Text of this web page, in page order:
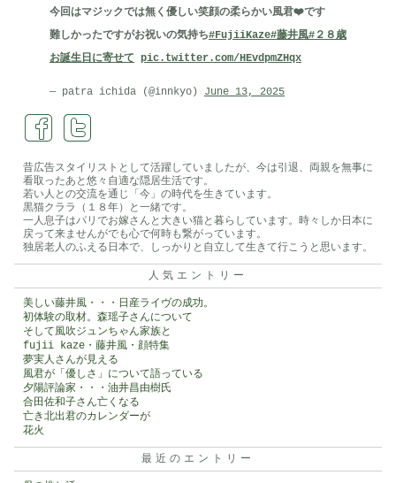
ツ
は
今回はマジックでは無く優しい笑顔の柔らかい風君❤️です
難しかったですがお祝いの気持ち#FujiiKaze#藤井風#２８歳
お誕生日に寄せて pic.twitter.com/HEvdpmZHqx
— patra ichida (@innkyo) June 13, 2025
昔広告スタイリストとして活躍していましたが、今は引退、両親を無事に
看取ったあと悠々自適な隠居生活です。
若い人との交流を通じ「今」の時代を生きています。
黒猫クララ（１８年）と一緒です。
一人息子はパリでお嫁さんと大きい猫と暮らしています。時々しか日本に
戻って来ませんがでも心で何時も繋がっています。
独居老人のふえる日本で、しっかりと自立して生きて行こうと思います。
人気エントリー
美しい藤井風・・・日産ライヴの成功。
初体験の取材。森瑶子さんについて
そして風吹ジュンちゃん家族と
fujii kaze・藤井風・顔特集
夢実人さんが見える
風君が「優しさ」について語っている
夕陽評論家・・・油井昌由樹氏
合田佐和子さん亡くなる
亡き北出君のカレンダーが
花火
最近のエントリー